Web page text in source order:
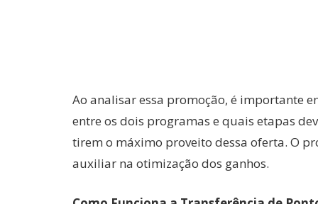
Ao analisar essa promoção, é importante
entre os dois programas e quais etapas
tirem o máximo proveito dessa oferta. O
auxiliar na otimização dos ganhos.